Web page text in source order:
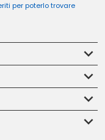
per poterlo trovare